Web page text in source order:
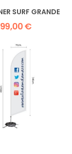
FLY BANNER SURF GRANDE
99,00 €